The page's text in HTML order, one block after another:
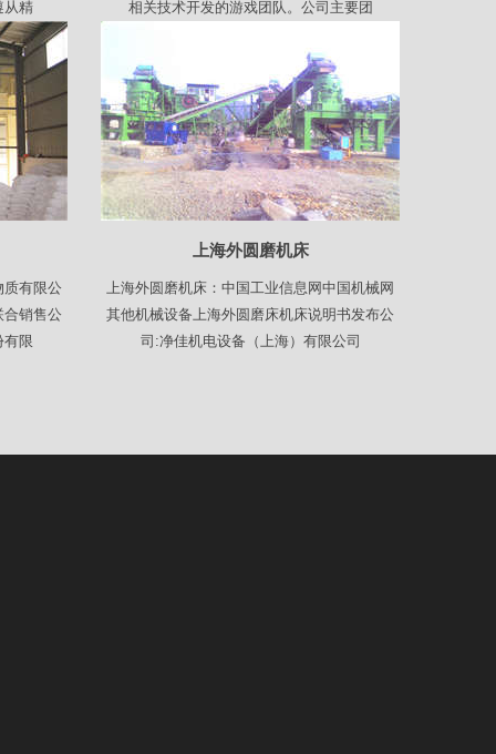
从精
相关技术开发的游戏团队。公司主要团
质有限公
合销售公
有限
上海外圆磨机床
上海外圆磨机床：中国工业信息网中国机械网
其他机械设备上海外圆磨床机床说明书发布公
司:净佳机电设备（上海）有限公司